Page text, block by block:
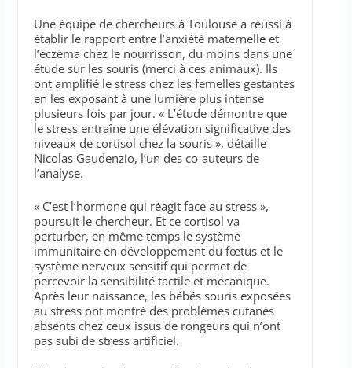
Une équipe de chercheurs à Toulouse a réussi à
établir le rapport entre l’anxiété maternelle et
l’eczéma chez le nourrisson, du moins dans une
étude sur les souris (merci à ces animaux). Ils
ont amplifié le stress chez les femelles gestantes
en les exposant à une lumière plus intense
plusieurs fois par jour. « L’étude démontre que
le stress entraîne une élévation significative des
niveaux de cortisol chez la souris », détaille
Nicolas Gaudenzio, l’un des co-auteurs de
l’analyse.
« C’est l’hormone qui réagit face au stress »,
poursuit le chercheur. Et ce cortisol va
perturber, en même temps le système
immunitaire en développement du fœtus et le
système nerveux sensitif qui permet de
percevoir la sensibilité tactile et mécanique.
Après leur naissance, les bébés souris exposées
au stress ont montré des problèmes cutanés
absents chez ceux issus de rongeurs qui n’ont
pas subi de stress artificiel.